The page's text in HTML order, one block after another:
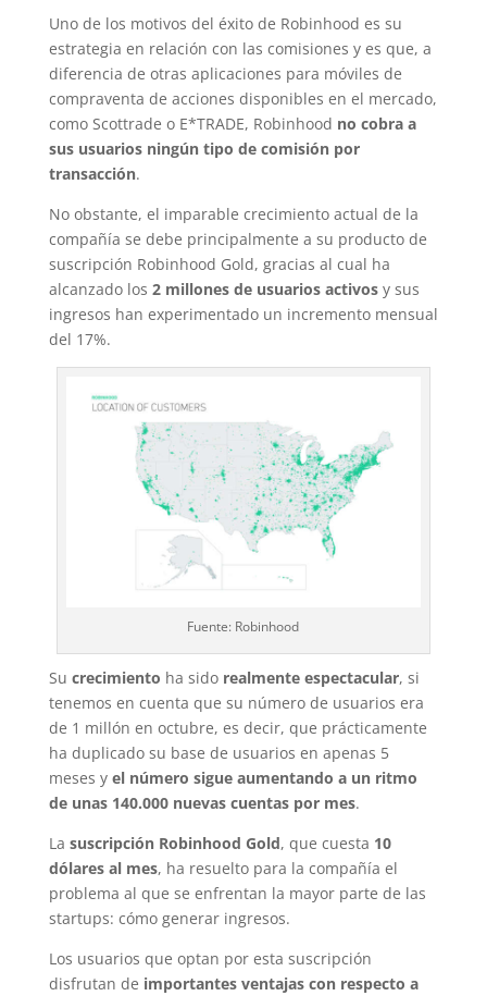
Uno de los motivos del éxito de Robinhood es su
estrategia en relación con las comisiones y es que, a
diferencia de otras aplicaciones para móviles de
compraventa de acciones disponibles en el mercado,
como Scottrade o E*TRADE, Robinhood no cobra a
sus usuarios ningún tipo de comisión por
transacción.
No obstante, el imparable crecimiento actual de la
compañía se debe principalmente a su producto de
suscripción Robinhood Gold, gracias al cual ha
alcanzado los 2 millones de usuarios activosy sus
ingresos han experimentado un incremento mensual
del 17%.
Fuente: Robinhood
Su crecimiento ha sido realmente espectacular, si
tenemos en cuenta que su número de usuarios era
de 1 millón en octubre, es decir, que prácticamente
ha duplicado su base de usuarios en apenas 5
meses y el número sigue aumentando a un ritmo
de unas 140.000 nuevas cuentas por mes.
La suscripción Robinhood Gold, que cuesta 10
dólares al mes, ha resuelto para la compañía el
problema al que se enfrentan la mayor parte de las
startups: cómo generar ingresos.
Los usuarios que optan por esta suscripción
disfrutan de importantes ventajas con respecto a